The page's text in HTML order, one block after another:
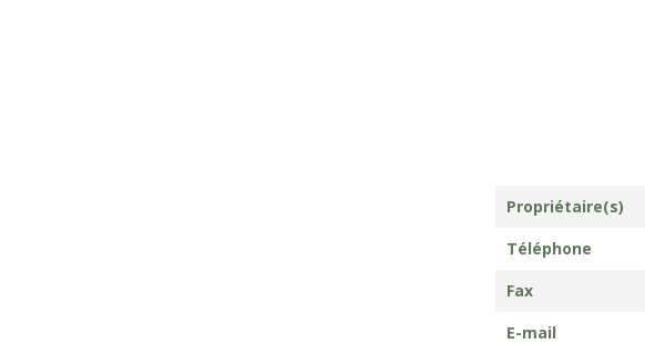
Propriétaire(s)
Téléphone
Fax
E-mail